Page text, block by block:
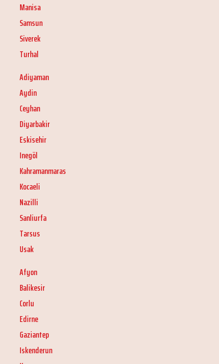
Manisa
Samsun
Siverek
Turhal
Adiyaman
Aydin
Ceyhan
Diyarbakir
Eskisehir
Inegöl
Kahramanmaras
Kocaeli
Nazilli
Sanliurfa
Tarsus
Usak
Afyon
Balikesir
Corlu
Edirne
Gaziantep
Iskenderun